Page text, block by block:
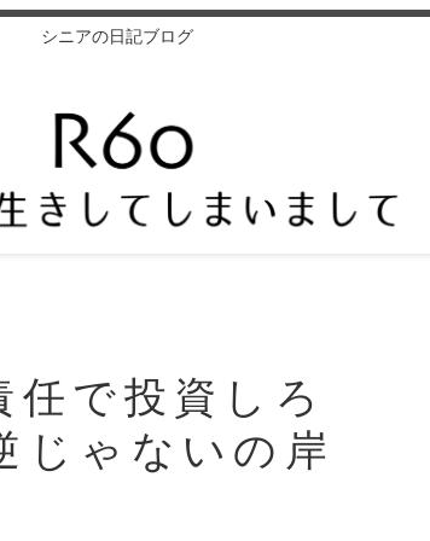
シニアの日記ブログ
任で投資しろ
じゃないの岸